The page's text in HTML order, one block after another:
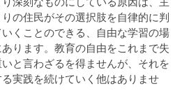
の住民がその選択肢を自律的に判
くことのできる、自由な学習の場
ります。教育の自由をこれまで失
と言わざるを得ませんが、それを
実践を続けていく他はありませ